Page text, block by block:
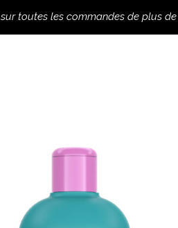
toutes les commandes de plus